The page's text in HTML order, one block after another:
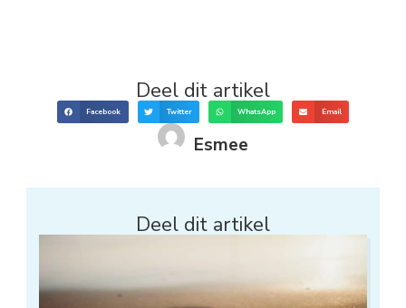
Deel dit artikel
Facebook Twitter WhatsApp Email
Esmee
Deel dit artikel